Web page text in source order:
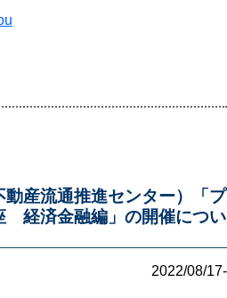
動産流通推進センター）「プ
経済金融編」の開催につい
2022/08/17-